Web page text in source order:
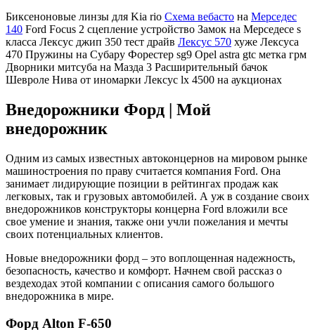
Биксеноновые линзы для Kia rio Схема вебасто на Мерседес
140 Ford Focus 2 сцепление устройство Замок на Мерседесе s
класса Лексус джип 350 тест драйв Лексус 570 хуже Лексуса
470 Пружины на Субару Форестер sg9 Opel astra gtc метка грм
Дворники митсуба на Мазда 3 Расширительный бачок
Шевроле Нива от иномарки Лексус lx 4500 на аукционах
Внедорожники Форд | Мой
внедорожник
Одним из самых известных автоконцернов на мировом рынке
машиностроения по праву считается компания Ford. Она
занимает лидирующие позиции в рейтингах продаж как
легковых, так и грузовых автомобилей. А уж в создание своих
внедорожников конструкторы концерна Ford вложили все
свое умение и знания, также они учли пожелания и мечты
своих потенциальных клиентов.
Новые внедорожники форд – это воплощенная надежность,
безопасность, качество и комфорт. Начнем свой рассказ о
вездеходах этой компании с описания самого большого
внедорожника в мире.
Форд Alton F-650